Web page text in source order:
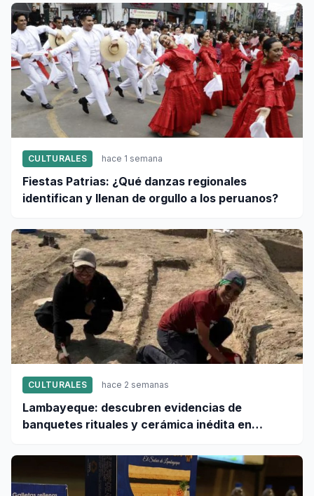
CULTURALES hace 1 semana
Fiestas Patrias: ¿Qué danzas regionales
identifican y llenan de orgullo a los peruanos?
CULTURALES hace 2 semanas
Lambayeque: descubren evidencias de
banquetes rituales y cerámica inédita en